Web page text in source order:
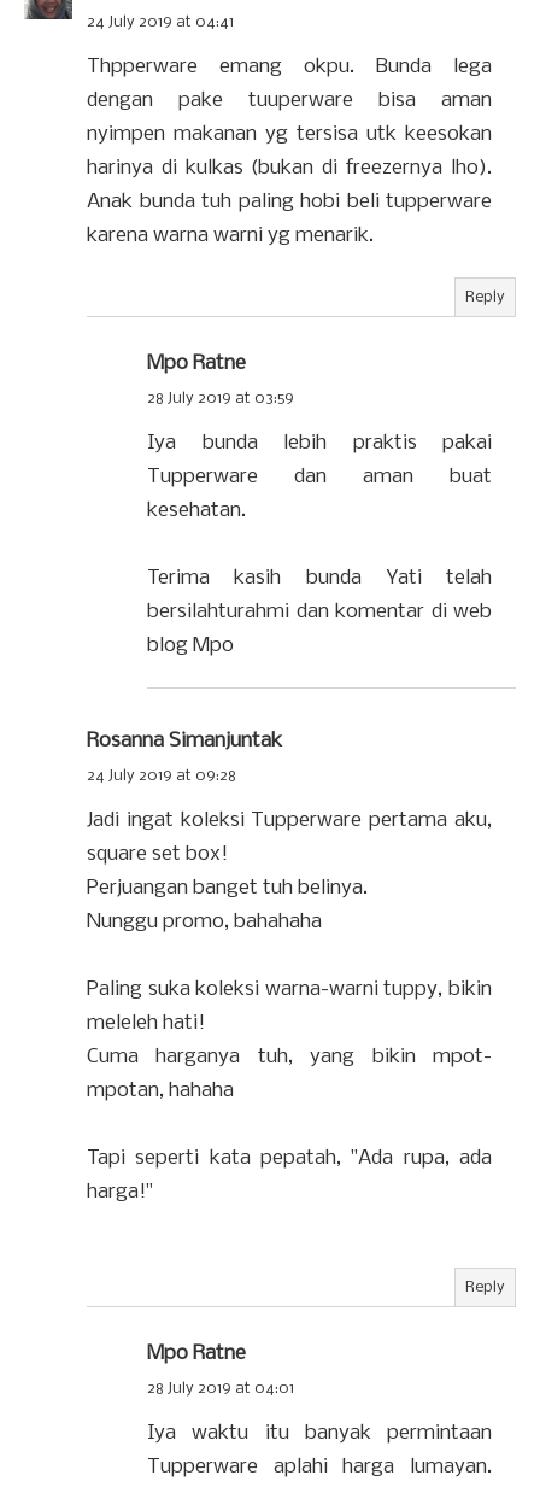
24 July 2019 at 04:41
Thpperware emang okpu. Bunda lega
dengan pake tuuperware bisa aman
nyimpen makanan yg tersisa utk keesokan
harinya di kulkas (bukan di freezernya lho).
Anak bunda tuh paling hobi beli tupperware
karena warna warni yg menarik.
Reply
Mpo Ratne
28 July 2019 at 03:59
Iya bunda lebih praktis pakai
Tupperware dan aman buat
kesehatan.
Terima kasih bunda Yati telah
bersilahturahmi dan komentar di web
blog Mpo
Rosanna Simanjuntak
24 July 2019 at 09:28
Jadi ingat koleksi Tupperware pertama aku,
square set box!
Perjuangan banget tuh belinya.
Nunggu promo, bahahaha
Paling suka koleksi warna-warni tuppy, bikin
meleleh hati!
Cuma harganya tuh, yang bikin mpot-
mpotan, hahaha
Tapi seperti kata pepatah, "Ada rupa, ada
harga!"
Reply
Mpo Ratne
28 July 2019 at 04:01
Iya waktu itu banyak permintaan
Tupperware aplahi harga lumayan.